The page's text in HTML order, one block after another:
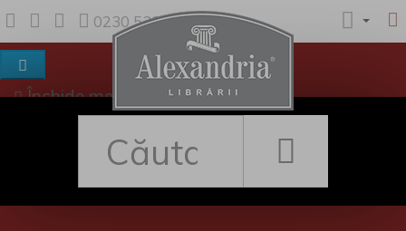
0230 530 342
Închide meniul
Rețea librării